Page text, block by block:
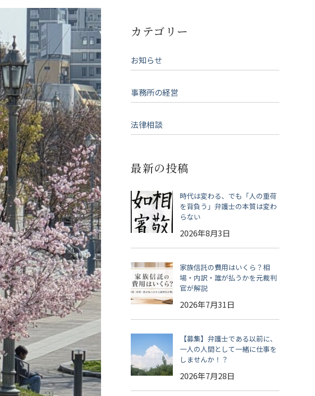
カテゴリー
お知らせ
事務所の経営
法律相談
最新の投稿
時代は変わる、でも「人の重荷
を背負う」弁護士の本質は変わ
らない
2026年8月3日
家族信託の費用はいくら？相
場・内訳・誰が払うかを元裁判
官が解説
2026年7月31日
【募集】弁護士である以前に、
一人の人間として一緒に仕事を
しませんか！？
2026年7月28日